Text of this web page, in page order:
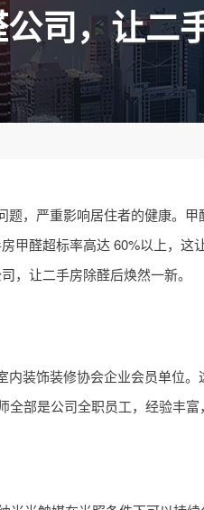
司，让二
，严重影响居住者的健康。
甲醛超标率高达 60%以上，
，让二手房除醛后焕然一新。
内装饰装修协会企业会员单位
部是公司全职员工，经验丰